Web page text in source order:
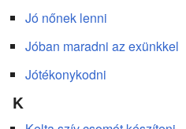
Jó nőnek lenni
Jóban maradni az exünkkel
Jótékonykodni
K